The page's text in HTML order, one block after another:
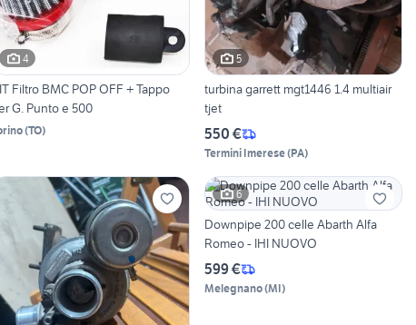
4
Filtro BMC POP OFF + Tappo
G. Punto e 500
(TO)
5
turbina garrett mgt1446 1.4 multiair
tjet
550 €
Termini Imerese(PA)
6
Downpipe 200 celle Abarth Alfa
Romeo - IHI NUOVO
599 €
Melegnano(MI)